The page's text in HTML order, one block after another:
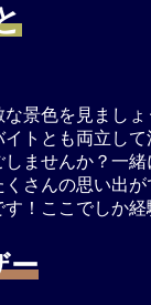
な景色を見まし
トとも両立し
ませんか？一
くさんの思い出
す！ここでしか
ー